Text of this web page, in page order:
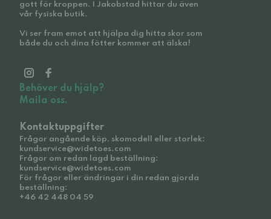
gott för kroppen. I Jakobstad hittar du även
vår fysiska butik.
Vi ser fram emot att hjälpa dig hitta skor som
både du och dina fötter kommer att älska!
Behöver du hjälp?
Maila oss.
Kontaktuppgifter
Frågor angående köp, skomodell eller storlek:
kundservice@widetoes.com
Frågor om redan lagd beställning:
kundservice@widetoes.com
För frågor eller ändringar i din redan gjorda
beställning:
+46 42 448 04 59